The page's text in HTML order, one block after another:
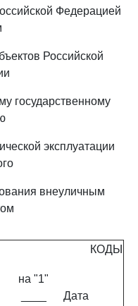
Федерацией
Российской
государственному
эксплуатации
внеуличным
КОДЫ
на "1"
Дата